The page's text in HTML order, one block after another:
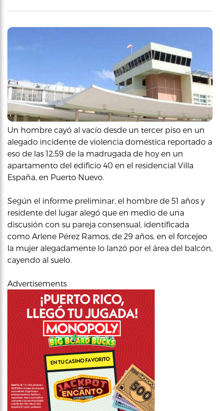
Un hombre cayó al vacío desde un tercer piso en un
alegado incidente de violencia doméstica reportado a
eso de las 12:59 de la madrugada de hoy en un
apartamento del edificio 40 en el residencial Villa
España, en Puerto Nuevo.
Según el informe preliminar, el hombre de 51 años y
residente del lugar alegó que en medio de una
discusión con su pareja consensual, identificada
como Arlene Pérez Ramos, de 29 años, en el forcejeo
la mujer alegadamente lo lanzó por el área del balcón,
cayendo al suelo.
Advertisements